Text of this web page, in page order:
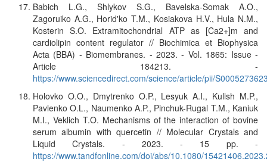
Babich L.G., Shlykov S.G., Bavelska-Somak A.O.,
Zagoruiko A.G., Horid'ko T.M., Kosiakova H.V., Hula N.M.,
Kosterin S.O. Extramitochondrial ATP as [Ca2+]m and
cardiolipin content regulator // Biochimica et Biophysica
Acta (BBA) - Biomembranes. - 2023. - Vol. 1865: Issue -
Article 184213. -
https://www.sciencedirect.com/science/article/pii/
Holovko O.O., Dmytrenko O.P., Lesyuk A.I., Kulish M.P.,
Pavlenko O.L., Naumenko A.P., Pinchuk-Rugal T.M., Kaniuk
M.I., Veklich T.O. Mechanisms of the interaction of bovine
serum albumin with quercetin // Molecular Crystals and
Liquid Crystals. - 2023. - 15 pp. -
https://www.tandfonline.com/doi/abs/10.1080/